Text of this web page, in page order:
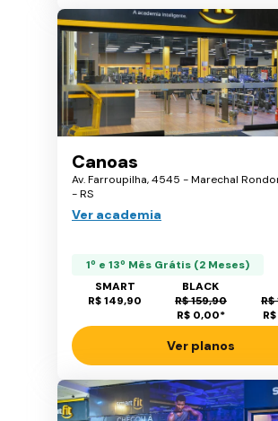
Canoas
Av. Farroupilha, 4545 - Marechal
- RS
Ver academia
1º e 13º Mês Grátis (2 Meses)
SMART
R$ 149,90
BLACK
R$ 159,90
R$ 0,00*
R$
Ver planos